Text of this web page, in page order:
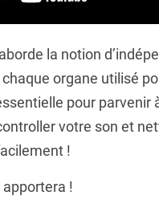
la notion
organe utilisé
pour
votre son et
!
apportera !